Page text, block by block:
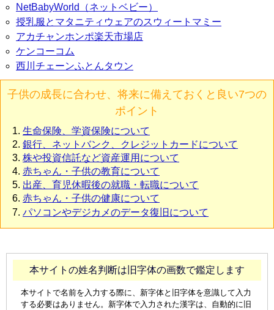
NetBabyWorld（ネットベビー）
授乳服とマタニティウェアのスウィートマミー
アカチャンホンポ楽天市場店
ケンコーコム
西川チェーンふとんタウン
子供の成長に合わせ、将来に備えておくと良い7つの
ポイント
生命保険、学資保険について
銀行、ネットバンク、クレジットカードについて
株や投資信託など資産運用について
赤ちゃん・子供の教育について
出産、育児休暇後の就職・転職について
赤ちゃん・子供の健康について
パソコンやデジカメのデータ復旧について
本サイトの姓名判断は旧字体の画数で鑑定します
本サイトで名前を入力する際に、新字体と旧字体を意識して入力
する必要はありません。新字体で入力された漢字は、自動的に旧